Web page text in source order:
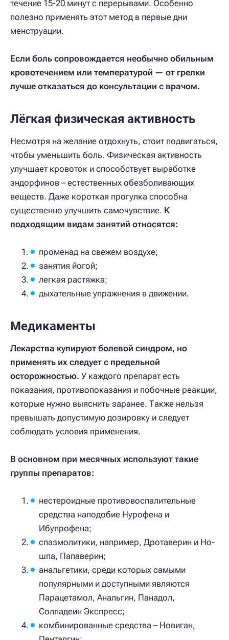
течение 15-20 минут с перерывами. Особенно
полезно применять этот метод в первые дни
менструации.
Если боль сопровождается необычно обильным
кровотечением или температурой — от грелки
лучше отказаться до консультации с врачом.
Лёгкая физическая активность
Несмотря на желание отдохнуть, стоит подвигаться,
чтобы уменьшить боль. Физическая активность
улучшает кровоток и способствует выработке
эндорфинов – естественных обезболивающих
веществ. Даже короткая прогулка способна
существенно улучшить самочувствие. К
подходящим видам занятий относятся:
променад на свежем воздухе;
занятия йогой;
легкая растяжка;
дыхательные упражнения в движении.
Медикаменты
Лекарства купируют болевой синдром, но
применять их следует с предельной
осторожностью. У каждого препарат есть
показания, противопоказания и побочные реакции,
которые нужно выяснить заранее. Также нельзя
превышать допустимую дозировку и следует
соблюдать условия применения.
В основном при месячных используют такие
группы препаратов:
нестероидные противовоспалительные
средства наподобие Нурофена и
Ибупрофена;
спазмолитики, например, Дротаверин и Но-
шпа, Папаверин;
анальгетики, среди которых самыми
популярными и доступными являются
Парацетамол, Анальгин, Панадол,
Солпадеин Экспресс;
комбинированные средства – Новиган,